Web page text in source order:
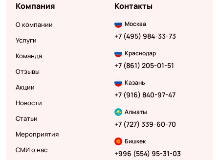
Компания
О компании
Услуги
Команда
Отзывы
Акции
Новости
Статьи
Мероприятия
СМИ о нас
Контакты
Москва
+7 (495) 984-33-73
Краснодар
+7 (861) 205-01-51
Казань
+7 (916) 840-97-47
Алматы
+7 (727) 339-60-70
Бишкек
+996 (554) 95-31-03